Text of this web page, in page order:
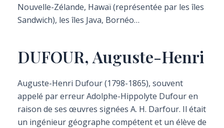
Nouvelle-Zélande, Hawaï (représentée par les îles
Sandwich), les îles Java, Bornéo…
DUFOUR, Auguste-Henri
Auguste-Henri Dufour (1798-1865), souvent
appelé par erreur Adolphe-Hippolyte Dufour en
raison de ses œuvres signées A. H. Darfour. Il était
un ingénieur géographe compétent et un élève de